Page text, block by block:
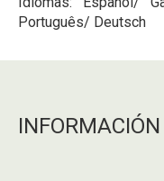
Português/ Deutsch